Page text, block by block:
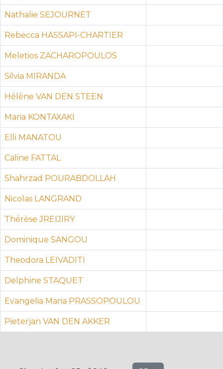
Nathalie SEJOURNET
Rebecca HASSAPI-CHARTIER
Meletios ZACHAROPOULOS
Silvia MIRANDA
Hélène VAN DEN STEEN
Maria KONTAXAKI
Elli MANATOU
Caline FATTAL
Shahrzad POURABDOLLAH
Nicolas LANGRAND
Thérèse JREIJIRY
Dominique SANGOU
Theodora LEIVADITI
Delphine STAQUET
Evangelia Maria PRASSOPOULOU
Pieterjan VAN DEN AKKER